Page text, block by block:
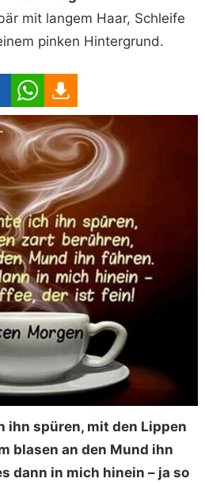
mit langem Haar, Schleife
pinken Hintergrund.
ihn spüren, mit den Lippen
blasen an den Mund ihn
dann in mich hinein – ja so